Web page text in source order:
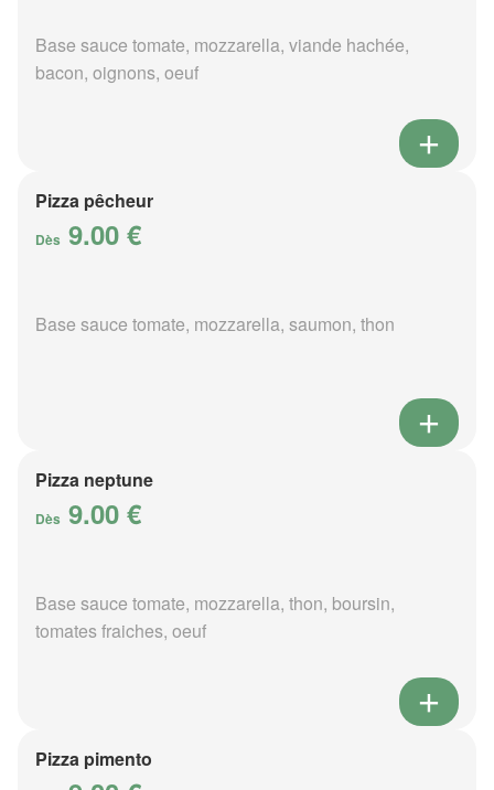
Base sauce tomate, mozzarella, viande hachée,
bacon, oignons, oeuf
Pizza pêcheur
Dès 9.00 €
Base sauce tomate, mozzarella, saumon, thon
Pizza neptune
Dès 9.00 €
Base sauce tomate, mozzarella, thon, boursin,
tomates fraiches, oeuf
Pizza pimento